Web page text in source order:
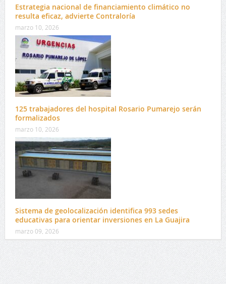
Estrategia nacional de financiamiento climático no
resulta eficaz, advierte Contraloría
marzo 10, 2026
125 trabajadores del hospital Rosario Pumarejo serán
formalizados
marzo 10, 2026
Sistema de geolocalización identifica 993 sedes
educativas para orientar inversiones en La Guajira
marzo 09, 2026